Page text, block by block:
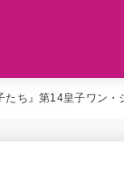
たち』第14皇子ワン・